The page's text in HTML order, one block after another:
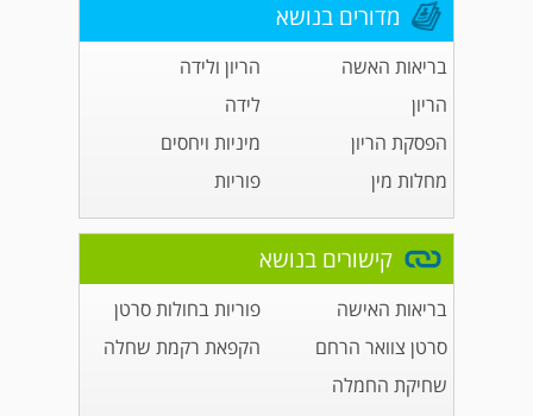
מדורים בנושא
בריאות האשה
הריון ולידה
הריון
לידה
הפסקת הריון
מיניות ויחסים
מחלות מין
פוריות
קישורים בנושא
בריאות האישה
פוריות בחולות סרטן
סרטן צוואר הרחם
הקפאת רקמת שחלה
שחיקת החמלה